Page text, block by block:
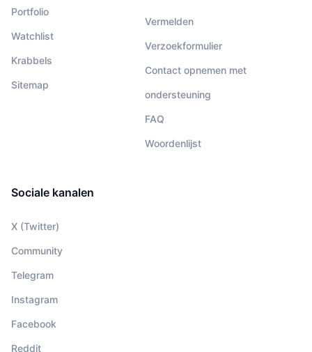
Portfolio
Watchlist
Krabbels
Sitemap
Vermelden
Verzoekformulier
Contact opnemen met
ondersteuning
FAQ
Woordenlijst
Sociale kanalen
X (Twitter)
Community
Telegram
Instagram
Facebook
Reddit